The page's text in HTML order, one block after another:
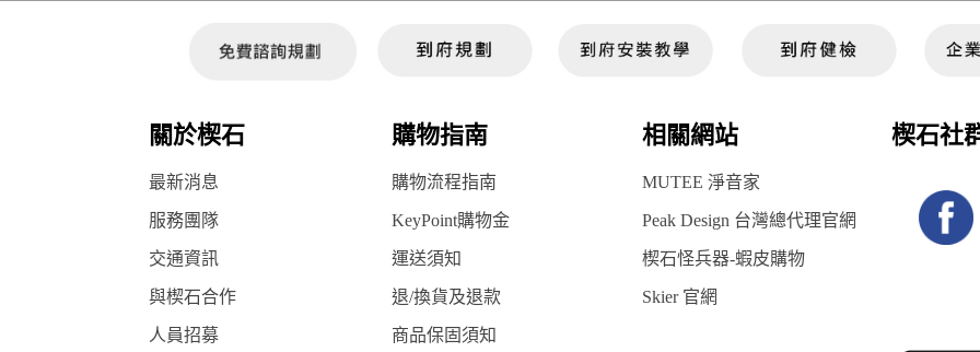
關於楔石 購物指南 相關網站 楔石社
最新消息 購物流程指南 MUTEE 淨音家
服務團隊 KeyPoint購物金 Peak Design 台灣總代理官網
交通資訊 運送須知 楔石怪兵器-蝦皮購物
與楔石合作 退/換貨及退款 Skier 官網
人員招募 商品保固須知